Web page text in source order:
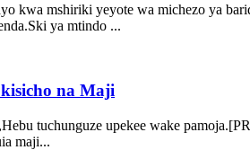
kwa mshiriki yeyote wa michezo ya
ya mtindo ...
na Maji
tuchunguze upekee wake
maji...